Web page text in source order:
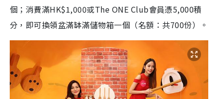
個；消費滿HK$1,000或The ONE Club會員憑5,000積
分，即可換領盆滿缽滿儲物箱一個（名額：共700份）。